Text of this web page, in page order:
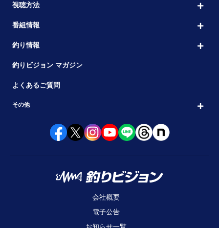
視聴方法
番組情報
釣り情報
釣りビジョン マガジン
よくあるご質問
その他
会社概要
電子公告